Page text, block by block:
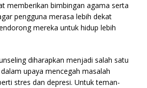
memberikan bimbingan agama serta
pengguna merasa lebih dekat
mereka untuk hidup lebih
diharapkan menjadi salah satu
upaya mencegah masalah
stres dan depresi. Untuk teman-